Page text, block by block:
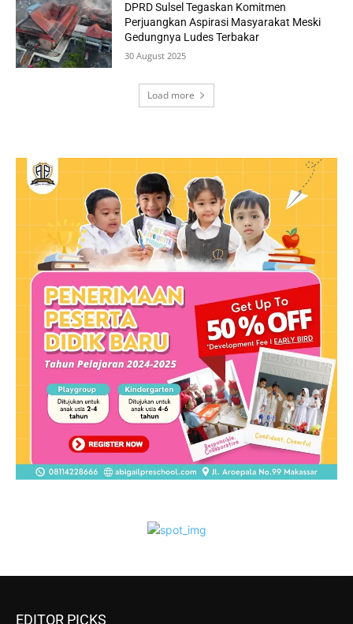
DPRD Sulsel Tegaskan Komitmen
Perjuangkan Aspirasi Masyarakat Meski
Gedungnya Ludes Terbakar
30 August 2025
Load more
EDITOR PICKS